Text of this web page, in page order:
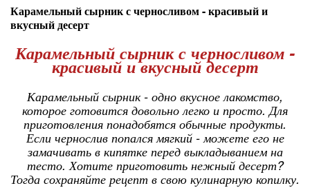
Карамельный сырник с черносливом - красивый и
вкусный десерт
Карамельный сырник с черносливом -
красивый и вкусный десерт
Карамельный сырник - одно вкусное лакомство,
которое готовится довольно легко и просто. Для
приготовления понадобятся обычные продукты.
Если чернослив попался мягкий - можете его не
замачивать в кипятке перед выкладыванием на
тесто. Хотите приготовить нежный десерт?
Тогда сохраняйте рецепт в свою кулинарную копилку.